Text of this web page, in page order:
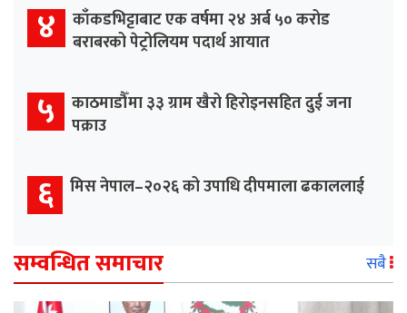
४ काँकडभिट्टाबाट एक वर्षमा २४ अर्ब ५० करोड
बराबरको पेट्रोलियम पदार्थ आयात
५ काठमाडौँमा ३३ ग्राम खैरो हिरोइनसहित दुई जना
पक्राउ
६ मिस नेपाल–२०२६ को उपाधि दीपमाला ढकाललाई
सम्वन्धित समाचार सबै